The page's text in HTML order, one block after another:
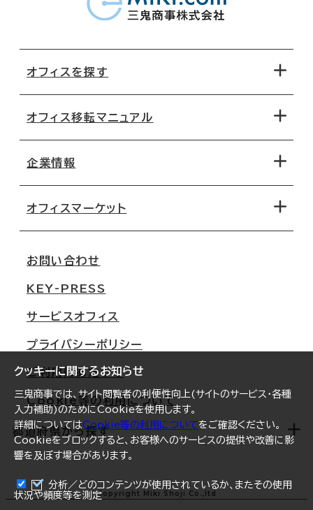
クッキーに関するお知らせ
三鬼商事では、サイト閲覧者の利便性向上(サイトのサービス・各種
入力補助)のためにCookieを使用します。
詳細についてはCookie等の利用についてをご確認ください。
Cookieをブロックすると、お客様へのサービスの提供や改善に影
響を及ぼす場合があります。
分析／どのコンテンツが使用されているか、またその使用
状況や頻度等を測定
オフィスを探す
地図から探す
路線・駅から探す
オフィス移転マニュアル
移転コストシミュレーション
移転スケジュール
オフィス移転Q&A
企業情報
オフィスマーケット
大阪
名古屋
札幌
仙台
横浜
福岡
オフィスリポート
ログイン
お問い合わせ
KEY-PRESS
サービスオフィス
プライバシーポリシー
ご利用にあたって
Cookie等の利用について
都道府県から探す
北海道 Copyright Miki Shoji Co.,ltd